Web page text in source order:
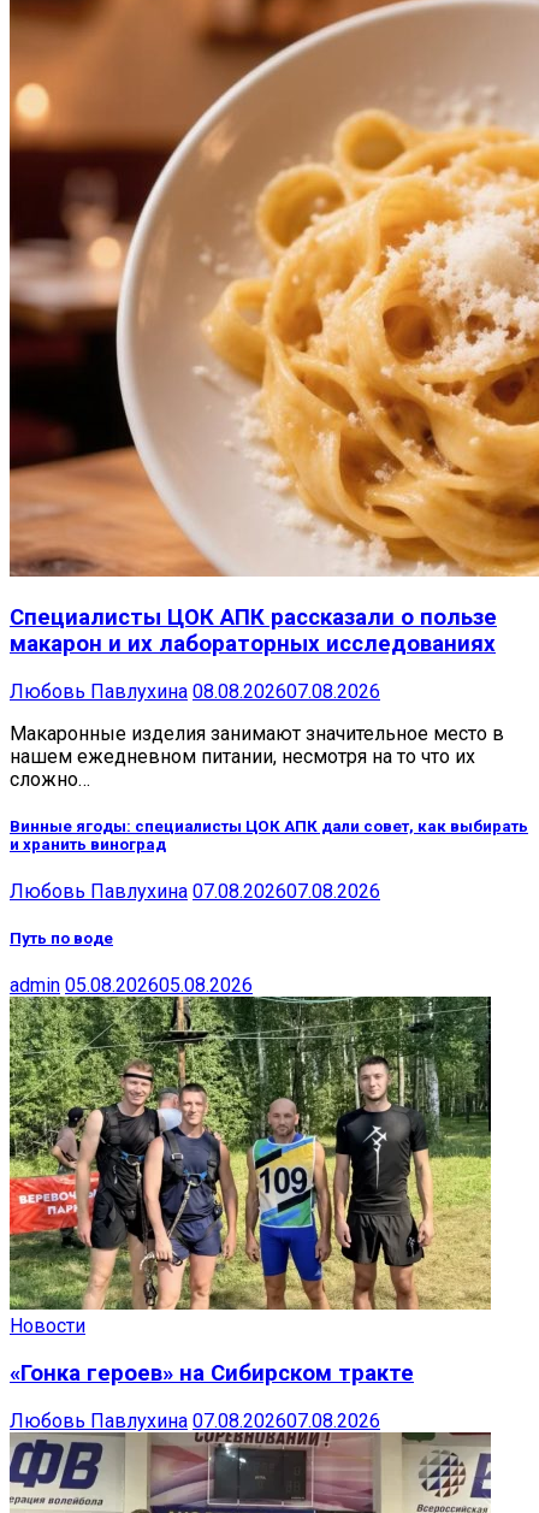
Специалисты ЦОК АПК рассказали о пользе
макарон и их лабораторных исследованиях
Любовь Павлухина 08.08.202607.08.2026
Макаронные изделия занимают значительное место в
нашем ежедневном питании, несмотря на то что их
сложно…
Винные ягоды: специалисты ЦОК АПК дали совет, как выбирать
и хранить виноград
Любовь Павлухина 07.08.202607.08.2026
Путь по воде
admin 05.08.202605.08.2026
Новости
«Гонка героев» на Сибирском тракте
Любовь Павлухина 07.08.202607.08.2026